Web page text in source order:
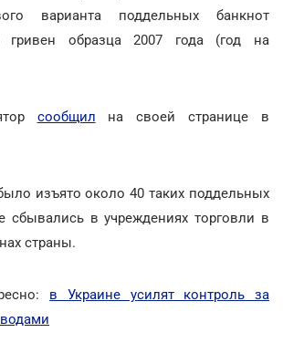
варианта поддельных банкнот
гривен образца 2007 года (год на
сообщил на своей странице в
изъято около 40 таких поддельных
сбывались в учреждениях торговли в
страны.
в Украине усилят контроль за